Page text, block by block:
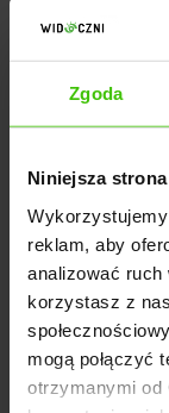
Zgoda
Niniejsza
reklam, aby
analizować
korzystasz z
mogą połączyć
otrzymanymi od
Wzrost
Google
rosła z
Już w
osiągnąć
„szkoła
2,